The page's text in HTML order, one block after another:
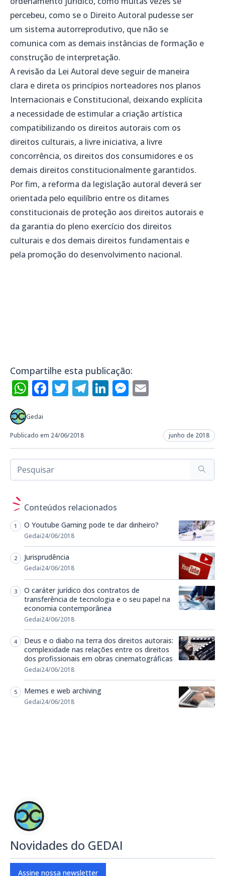
percebeu, como se o Direito Autoral pudesse ser
um sistema autorreprodutivo, que não se
comunica com as demais instâncias de formação e
construção de interpretação.
A revisão da Lei Autoral deve seguir de maneira
clara e direta os princípios norteadores nos planos
Internacionais e Constitucional, deixando explícita
a necessidade de estimular a criação artística
compatibilizando os direitos autorais com os
direitos culturais, a livre iniciativa, a livre
concorrência, os direitos dos consumidores e os
demais direitos constitucionalmente garantidos.
Por fim, a reforma da legislação autoral deverá ser
orientada pelo equilíbrio entre os ditames
constitucionais de proteção aos direitos autorais e
da garantia do pleno exercício dos direitos
culturais e dos demais direitos fundamentais e
pela promoção do desenvolvimento nacional.
Compartilhe esta publicação:
WhatsApp
Facebook
Twitter
Telegram
LinkedIn
Messenger
Gedai
Publicado em 24/06/2018 junho de 2018
Conteúdos relacionados
O Youtube Gaming pode te dar dinheiro?
Gedai24/06/2018
Jurisprudência
Gedai24/06/2018
O caráter jurídico dos contratos de
transferência de tecnologia e o seu papel na
economia contemporânea
Gedai24/06/2018
Deus e o diabo na terra dos direitos autorais:
complexidade nas relações entre os direitos
dos profissionais em obras cinematográficas
Gedai24/06/2018
Memes e web archiving
Gedai24/06/2018
Novidades do GEDAI
Assine nossa newsletter